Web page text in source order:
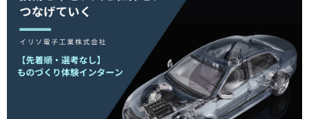
コラム・特集
インターンシップ体験談